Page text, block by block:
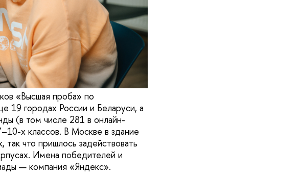
«Высшая проба» по
19 городах России и Беларуси, а
(в том числе 281 в онлайн-
х классов. В Москве в здание
что пришлось задействовать
Имена победителей и
— компания «Яндекс».